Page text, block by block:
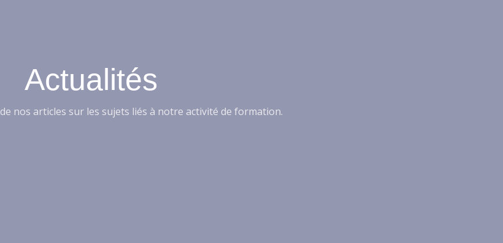
Actualités
nos articles sur les sujets liés à notre activité de formation.